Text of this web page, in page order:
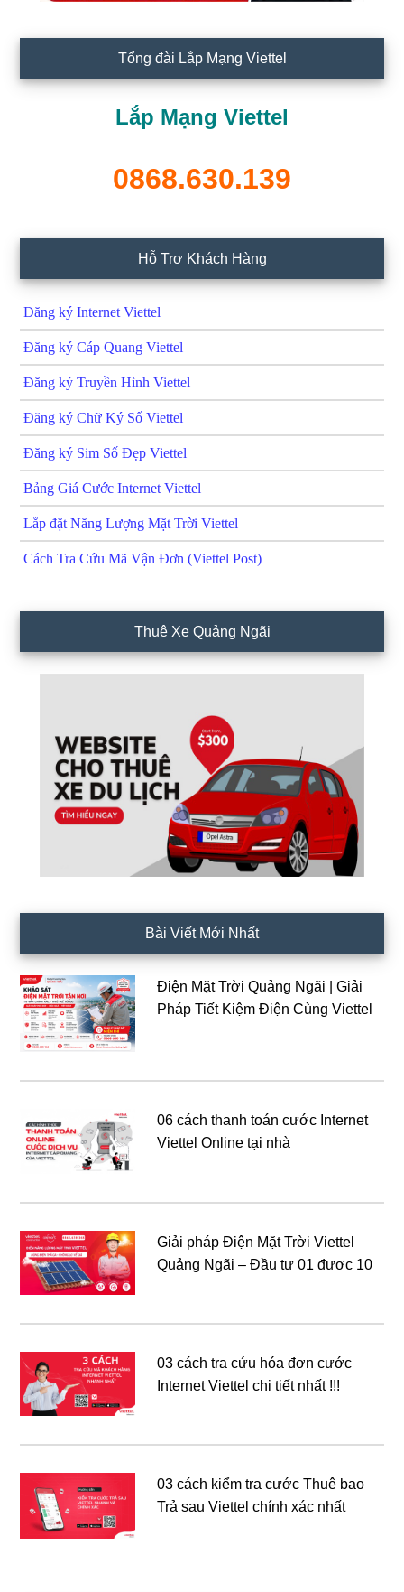
Tổng đài Lắp Mạng Viettel
Lắp Mạng Viettel
0868.630.139
Hỗ Trợ Khách Hàng
Đăng ký Internet Viettel
Đăng ký Cáp Quang Viettel
Đăng ký Truyền Hình Viettel
Đăng ký Chữ Ký Số Viettel
Đăng ký Sim Số Đẹp Viettel
Bảng Giá Cước Internet Viettel
Lắp đặt Năng Lượng Mặt Trời Viettel
Cách Tra Cứu Mã Vận Đơn (Viettel Post)
Thuê Xe Quảng Ngãi
Bài Viết Mới Nhất
Điện Mặt Trời Quảng Ngãi | Giải
Pháp Tiết Kiệm Điện Cùng Viettel
06 cách thanh toán cước Internet
Viettel Online tại nhà
Giải pháp Điện Mặt Trời Viettel
Quảng Ngãi – Đầu tư 01 được 10
03 cách tra cứu hóa đơn cước
Internet Viettel chi tiết nhất !!!
03 cách kiểm tra cước Thuê bao
Trả sau Viettel chính xác nhất